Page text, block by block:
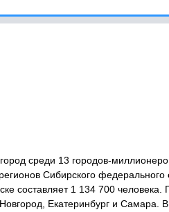
среди 13 городов-
Сибирского
составляет 1 134 700
Екатеринбург и Самара.